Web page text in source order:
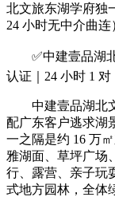
北文旅东湖学府独
24 小时无中介曲连
✅中建壹品湖北
认证｜24 小时 1 对
中建壹品湖北文
配广东客户逃求湖
一之隔是约 16 万
雅湖面、草坪广场
行、露营、亲子玩
式地方园林，全体